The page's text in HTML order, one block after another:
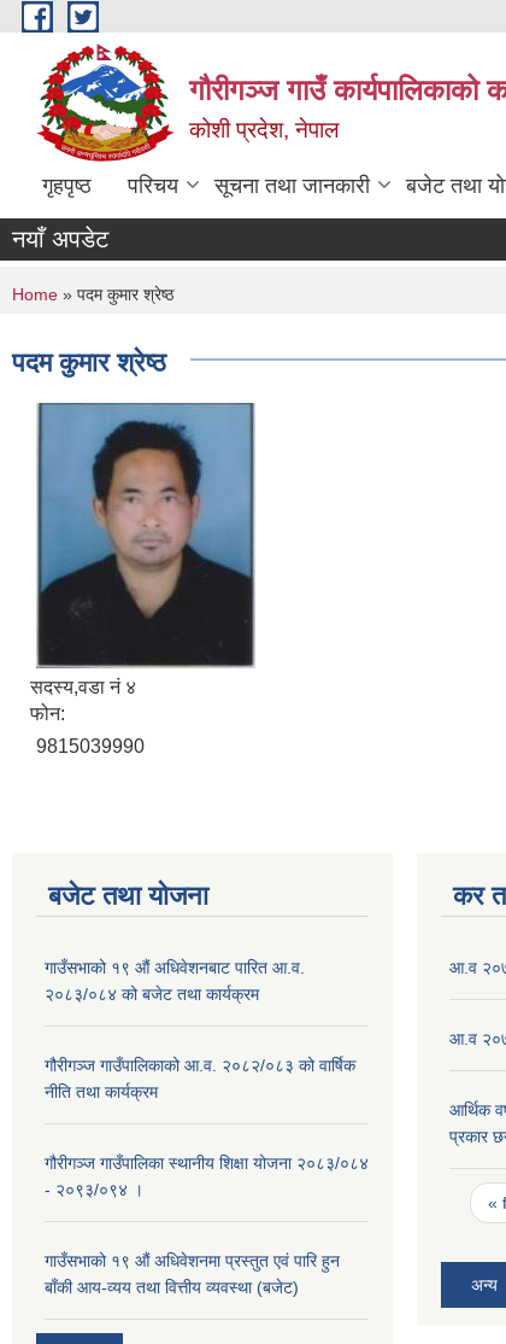
Skip to main content
गौरीगञ्‍ज गाउँ कार्यपालिकाको
कोशी प्रदेश, नेपाल
गृहपृष्ठ परिचय सूचना तथा जानकारी बजेट तथा
नयाँ अपडेट
You are here
Home » पदम कुमार श्रेष्ठ
पदम कुमार श्रेष्ठ
सदस्य,वडा नं ४
फोन:
9815039990
बजेट तथा याेजना
गाउँसभाको १९ औं अधिवेशनबाट पारित आ.व.
२०८३/०८४ को बजेट तथा कार्यक्रम
गौरीगञ्ज गाउँपालिकाको आ.व. २०८२/०८३ को वार्षिक
नीति तथा कार्यक्रम
गौरीगञ्ज गाउँपालिका स्थानीय शिक्षा योजना २०८३/०८४
- २०९३/०९४ ।
गाउँसभाको १९ ‌औं अधिवेशनमा प्रस्तुत एवं पारि हुन
बाँकी आय-व्यय तथा वित्तीय व्यवस्था (बजेट)
कर
आ‍.व
आ.व
आर्थिक
प्रकार
«
अन्य